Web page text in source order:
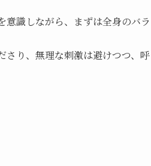
識しながら、まずは全身のバラ
さり、無理な刺激は避けつつ、呼